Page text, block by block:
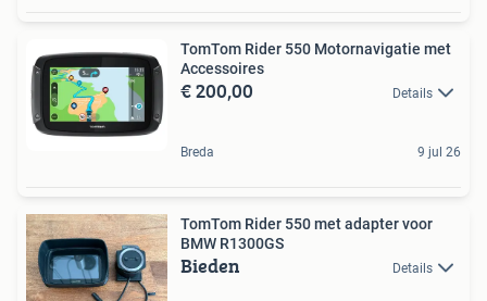
TomTom Rider 550 Motornavigatie met
Accessoires
€ 200,00 Details
Breda 9 jul 26
TomTom Rider 550 met adapter voor
BMW R1300GS
Bieden Details